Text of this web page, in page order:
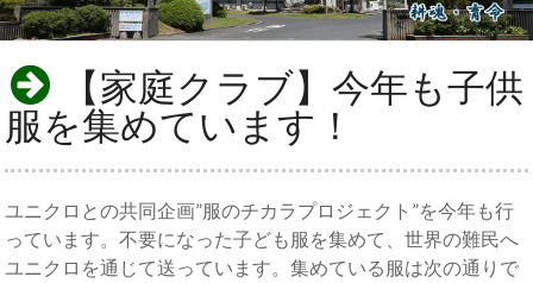
【家庭クラブ】今年も子供
服を集めています！
ユニクロとの共同企画”服のチカラプロジェクト”を今年も行
っています。不要になった子ども服を集めて、世界の難民へ
ユニクロを通じて送っています。集めている服は次の通りで